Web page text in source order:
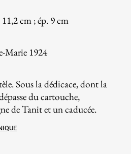
cm ; ép. 9 cm
Marie 1924
Sous la dédicace, dont la
du cartouche,
de Tanit et un caducée.